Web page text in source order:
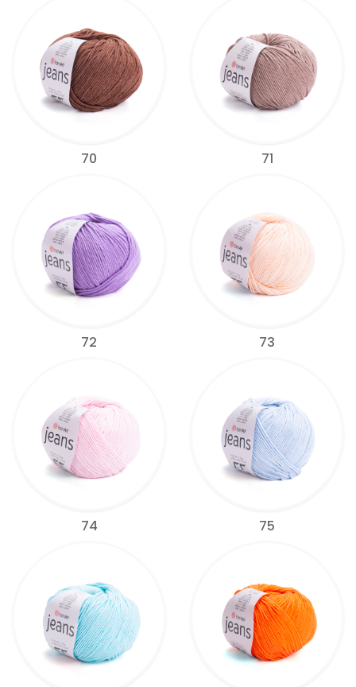
70 71
72 73
74 75